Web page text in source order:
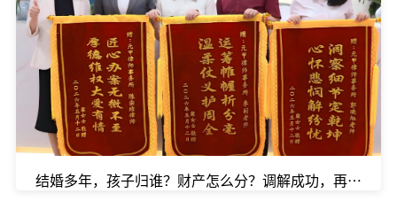
结婚多年，孩子归谁？财产怎么分？调解成功，再获锦旗